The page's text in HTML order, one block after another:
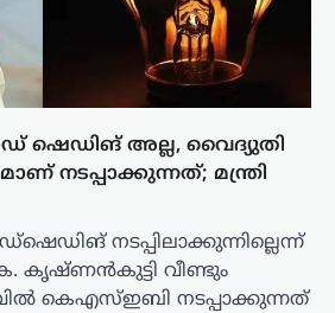
ഷെഡിങ് അല്ല, വൈദ്യുതി
നടപ്പാക്കുന്നത്; മന്ത്രി
നടപ്പിലാക്കുന്നില്ലെന്ന്
കൃഷ്ണൻകുട്ടി വീണ്ടും
കെഎസ്ഇബി നടപ്പാക്കുന്നത്